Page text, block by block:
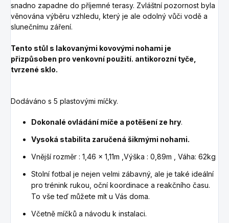
snadno zapadne do příjemné terasy. Zvláštní pozornost byla
věnována výběru vzhledu, který je ale odolný vůči vodě a
slunečnímu záření.
Tento stůl s lakovanými kovovými nohami je
přizpůsoben pro venkovní použití. antikorozní tyče,
tvrzené sklo.
Dodáváno s 5 plastovými míčky.
Dokonalé ovládání míče a potěšení ze hry.
Vysoká stabilita zaručená šikmými nohami.
Vnější rozměr : 1,46 x 1,11m ,Výška : 0,89m , Váha: 62kg
Stolní fotbal je nejen velmi zábavný, ale je také ideální
pro trénink rukou, oční koordinace a reakčního času.
To vše teď můžete mít u Vás doma.
Včetně míčků a návodu k instalaci.